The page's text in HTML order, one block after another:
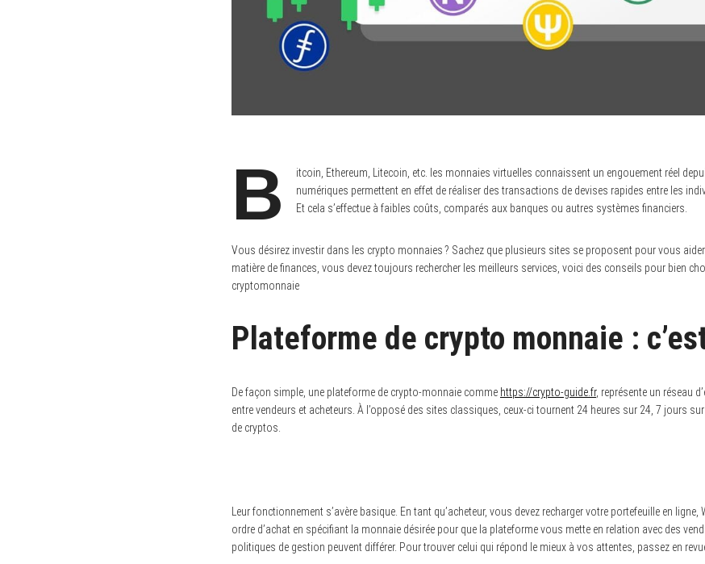
B
itcoin, Ethereum, Litecoin, etc. les monnaies virtuelles connaissent un engouement réel
numériques permettent en effet de réaliser des transactions de devises rapides entre les
Et cela s’effectue à faibles coûts, comparés aux banques ou autres systèmes financiers.
Vous désirez investir dans les crypto monnaies ? Sachez que plusieurs sites se proposent pour vous
matière de finances, vous devez toujours rechercher les meilleurs services, voici des conseils pour bien
cryptomonnaie
Plateforme de crypto monnaie :
De façon simple, une plateforme de crypto-monnaie comme https://crypto-guide.fr, représente un réseau
entre vendeurs et acheteurs. À l’opposé des sites classiques, ceux-ci tournent 24 heures sur 24, 7 jours
de cryptos.
Leur fonctionnement s’avère basique. En tant qu’acheteur, vous devez recharger votre portefeuille en
ordre d’achat en spécifiant la monnaie désirée pour que la plateforme vous mette en relation avec des
politiques de gestion peuvent différer. Pour trouver celui qui répond le mieux à vos attentes, passez en